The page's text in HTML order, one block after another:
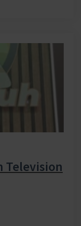
Television